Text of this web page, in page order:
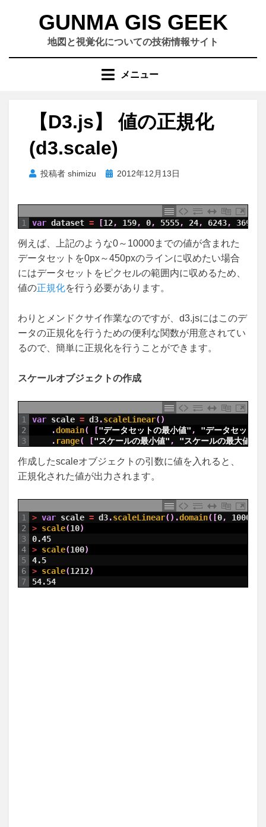
GUNMA GIS GEEK
地図と視覚化についての技術情報サイト
メニュー
【D3.js】 値の正規化
(d3.scale)
投稿者shimizu
投 2012年12月13日
1 var dataset = [12, 159, 0, 5555, 24, 6243, 369
例えば、上記のような0～10000までの値が含まれた
データセットを0px～450pxのラインに収めたい場合
にはデータセットをピクセルの範囲内に収めるため、
値の正規化を行う必要があります。
わりとメンドクサイ作業なのですが、d3.jsにはこのデ
ータの正規化を行うための便利な関数が用意されてい
るので、簡単に正規化を行うことができます。
スケールオブジェクトの作成
1
2
3
var scale = d3.scaleLinear( )
.domain( ["データセットの最小値" ,
"データセット
. range( ["スケールの最小値" , "スケールの最大値"
作成したscaleオブジェクトの引数に値を入れると、
正規化された値が出力されます。
1
2
3
4
5
6
7
> var scale = d3.scaleLinear( ) .domain( [0, 10000
> scale(10)
0.45
> scale(100)
4.5
> scale(1212)
54.54